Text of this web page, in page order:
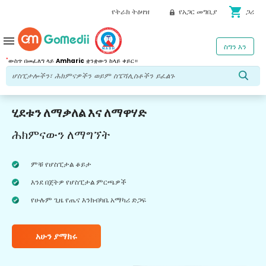
የትራክ ትዕዛዝ የአጋር መግቢያ shopping_cart ጋሪ
*ውስጥ በመፈለግ ላይ Amharic ቋንቋውን ከላይ ቀይር።
ስግን እን
menu
ሂደቱን ለማቃለል እና ለማዋሃድ
ሕክምናውን ለማግኘት
ምቹ የሆስፒታል ቆይታ
እንደ በጀትዎ የሆስፒታል ምርጫዎች
የሁሉም ጊዜ የጤና እንክብካቤ አማካሪ ድጋፍ
አሁን ያማክሩ